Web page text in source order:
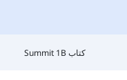
كتاب Summit 1B